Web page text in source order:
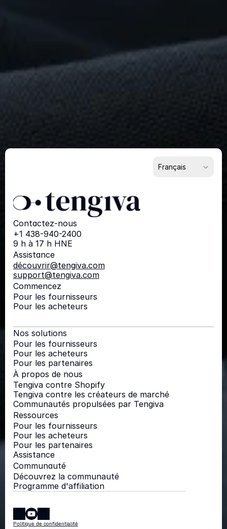
Remarquable?
Commencez dès
Français
Contactez-nous
+1 438-940-2400
9 h à 17 h HNE
Assistance
découvrir@tengiva.com
support@tengiva.com
Commencez
Pour les fournisseurs
Pour les acheteurs
Nos solutions
Pour les fournisseurs
Pour les acheteurs
Pour les partenaires
À propos de nous
Tengiva contre Shopify
Tengiva contre les créateurs de marché
Communautés propulsées par Tengiva
Ressources
Pour les fournisseurs
Pour les acheteurs
Pour les partenaires
Assistance
Communauté
Découvrez la communauté
Programme d'affiliation
Politique de confidentialité